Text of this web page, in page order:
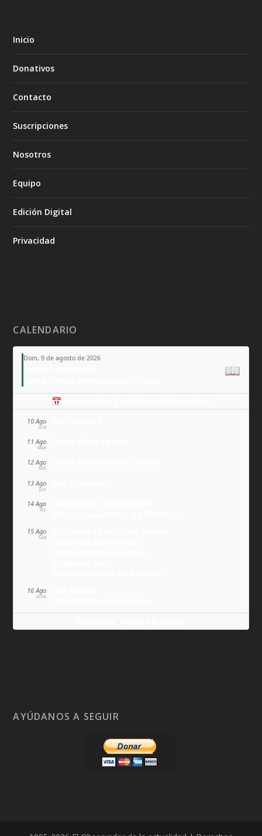
Inicio
Donativos
Contacto
Suscripciones
Nosotros
Equipo
Edición Digital
Privacidad
CALENDARIO
Dom, 9 de agosto de 2026
📖
📅 Añade todo a tu calendario personal
10 Ago
LUN
11 Ago
MAR
12 Ago
MIÉ
13 Ago
JUE
14 Ago
VIE
15 Ago
SÁB
16 Ago
DOM
·
AYÚDANOS A SEGUIR